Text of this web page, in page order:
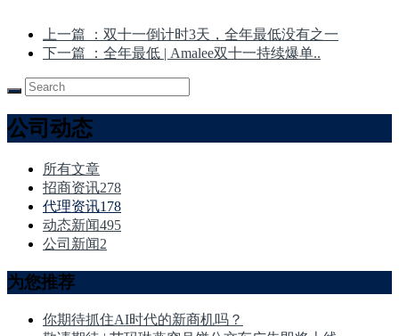
上一篇
：双十一倒计时3天，全年最低没有之一
下一篇
：全年最低 | Amalee双十一持续爆单..
公司动态
所有文章
招商资讯278
代理资讯178
动态新闻495
公司新闻2
为您推荐
你期待抓住AI时代的新商机吗？